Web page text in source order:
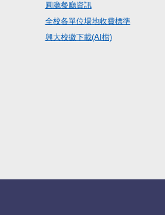
圓廳餐廳資訊
全校各單位場地收費標準
興大校徽下載(AI檔)